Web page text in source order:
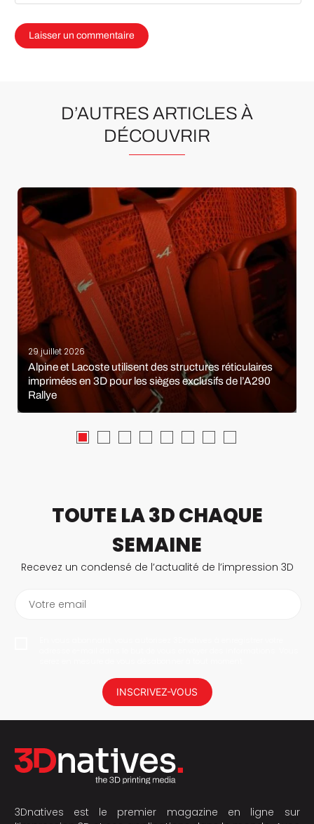
D’AUTRES ARTICLES À
DÉCOUVRIR
29 juillet 2026
Alpine et Lacoste utilisent des structures réticulaires
imprimées en 3D pour les sièges exclusifs de l’A290
Rallye
TOUTE LA 3D CHAQUE
SEMAINE
Recevez un condensé de l’actualité de l’impression 3D
Votre email
INSCRIVEZ-VOUS
3Dnatives est le premier magazine en ligne sur